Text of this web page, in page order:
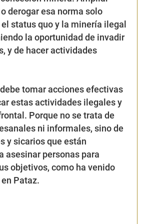
derogar esa norma solo
status quo y la minería ilegal
la oportunidad de invadir
y de hacer actividades
tomar acciones efectivas
estas actividades ilegales y
Porque no se trata de
ni informales, sino de
y sicarios que están
asesinar personas para
objetivos, como ha venido
Pataz.